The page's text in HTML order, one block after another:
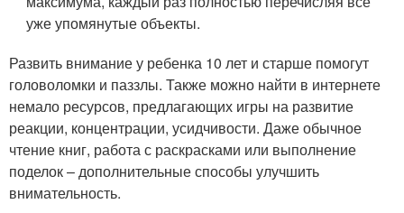
уже упомянутые объекты.
Развить внимание у ребенка 10 лет и старше помогут
головоломки и паззлы. Также можно найти в интернете
немало ресурсов, предлагающих игры на развитие
реакции, концентрации, усидчивости. Даже обычное
чтение книг, работа с раскрасками или выполнение
поделок – дополнительные способы улучшить
внимательность.